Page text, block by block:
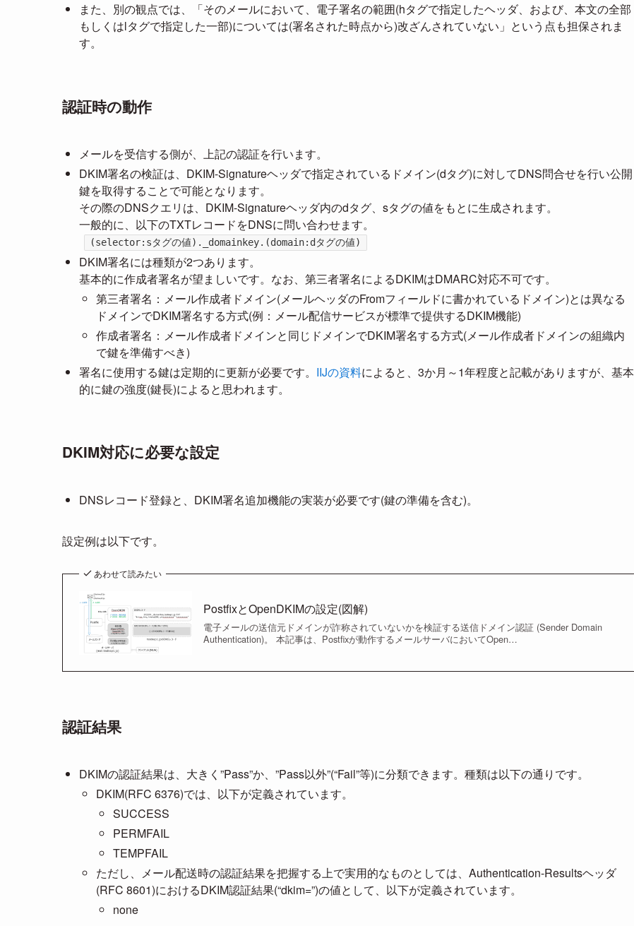
また、別の観点では、「そのメールにおいて、電子署名の範囲(hタグで指定したヘッダ、および、本文の全部
もしくはlタグで指定した一部)については(署名された時点から)改ざんされていない」という点も担保されま
す。
認証時の動作
メールを受信する側が、上記の認証を行います。
DKIM署名の検証は、DKIM-Signatureヘッダで指定されているドメイン(dタグ)に対してDNS問合せを行い公開
鍵を取得することで可能となります。
その際のDNSクエリは、DKIM-Signatureヘッダ内のdタグ、sタグの値をもとに生成されます。
一般的に、以下のTXTレコードをDNSに問い合わせます。
(selector:sタグの値)._domainkey.(domain:dタグの値)
DKIM署名には種類が2つあります。
基本的に作成者署名が望ましいです。なお、第三者署名によるDKIMはDMARC対応不可です。
第三者署名：メール作成者ドメイン(メールヘッダのFromフィールドに書かれているドメイン)とは異なる
ドメインでDKIM署名する方式(例：メール配信サービスが標準で提供するDKIM機能)
作成者署名：メール作成者ドメインと同じドメインでDKIM署名する方式(メール作成者ドメインの組織内
で鍵を準備すべき)
署名に使用する鍵は定期的に更新が必要です。 IIJの資料によると、3か月～1年程度と記載がありますが、基本
的に鍵の強度(鍵長)によると思われます。
DKIM対応に必要な設定
DNSレコード登録と、DKIM署名追加機能の実装が必要です(鍵の準備を含む)。
設定例は以下です。
あわせて読みたい
PostfixとOpenDKIMの設定(図解)
電子メールの送信元ドメインが詐称されていないかを検証する送信ドメイン認証 (Sender Domain
Authentication)。 本記事は、Postfixが動作するメールサーバにおいてOpen…
認証結果
DKIMの認証結果は、大きく”Pass”か、”Pass以外”(“Fail”等)に分類できます。種類は以下の通りです。
DKIM(RFC 6376)では、以下が定義されています。
SUCCESS
PERMFAIL
TEMPFAIL
ただし、メール配送時の認証結果を把握する上で実用的なものとしては、Authentication-Resultsヘッダ
(RFC 8601)におけるDKIM認証結果(“dkim=”)の値として、以下が定義されています。
none